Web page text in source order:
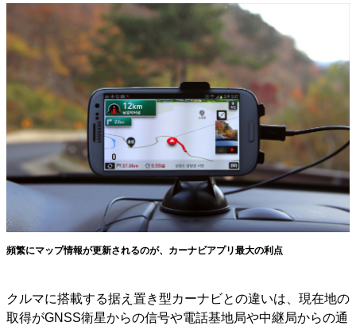
頻繁にマップ情報が更新されるのが、カーナビアプリ最大の利点
クルマに搭載する据え置き型カーナビとの違いは、現在地の
取得がGNSS衛星からの信号や電話基地局や中継局からの通